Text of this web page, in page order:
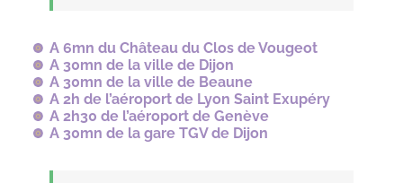
A 6mn du Château du Clos de Vougeot
A 30mn de la ville de Dijon
A 30mn de la ville de Beaune
A 2h de l’aéroport de Lyon Saint Exupéry
A 2h30 de l’aéroport de Genève
A 30mn de la gare TGV de Dijon